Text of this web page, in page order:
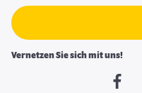
Vernetzen Sie sich mit uns!